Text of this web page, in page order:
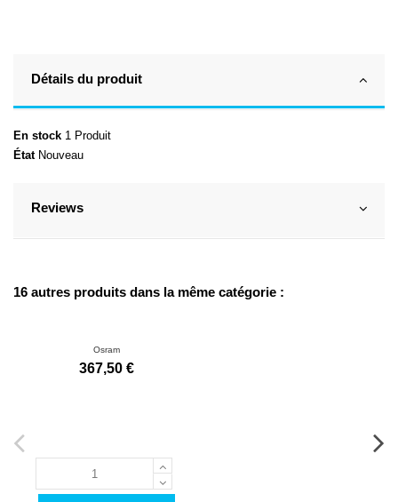
Détails du produit
En stock 1 Produit
État Nouveau
Reviews
16 autres produits dans la même catégorie :
Osram
367,50 €